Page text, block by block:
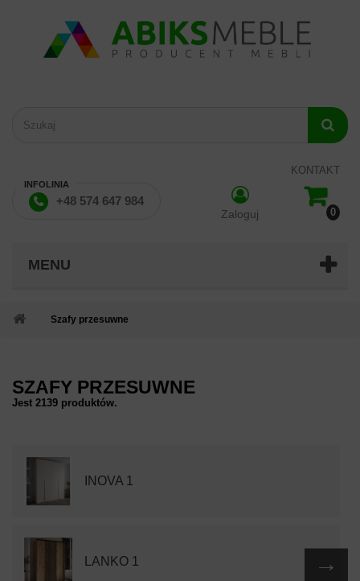
INFOLINIA
+48 574 647 984
Zaloguj 0
KONTAKT
MENU
Szafy przesuwne
SZAFY PRZESUWNE
Jest 2139 produktów.
INOVA 1
LANKO 1 →